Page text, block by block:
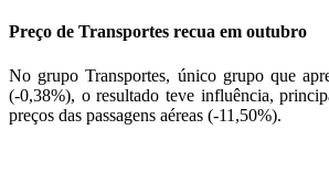
Preço de Transportes recua em outubro
No grupo Transportes, único grupo que
(-0,38%), o resultado teve influência,
preços das passagens aéreas (-11,50%).